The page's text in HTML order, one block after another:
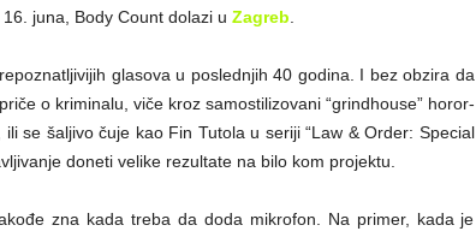
juna, Body Count dolazi u Zagreb
glasova u poslednjih 40 godina. I bez obzira da
o kriminalu, viče kroz samostilizovani “grindhouse” horor-
, ili se šaljivo čuje kao Fin Tutola u seriji “Law & Order: Special
doneti velike rezultate na bilo kom projektu.
zna kada treba da doda mikrofon. Na primer, kada je